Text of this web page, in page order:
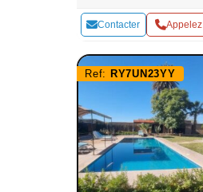
Contacter Appelez
Ref: RY7UN23YY